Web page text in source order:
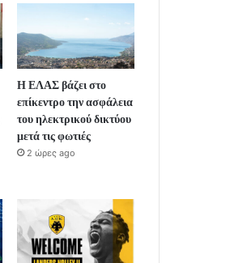
Η ΕΛΑΣ βάζει στο
επίκεντρο την ασφάλεια
του ηλεκτρικού δικτύου
μετά τις φωτιές
2 ώρες ago